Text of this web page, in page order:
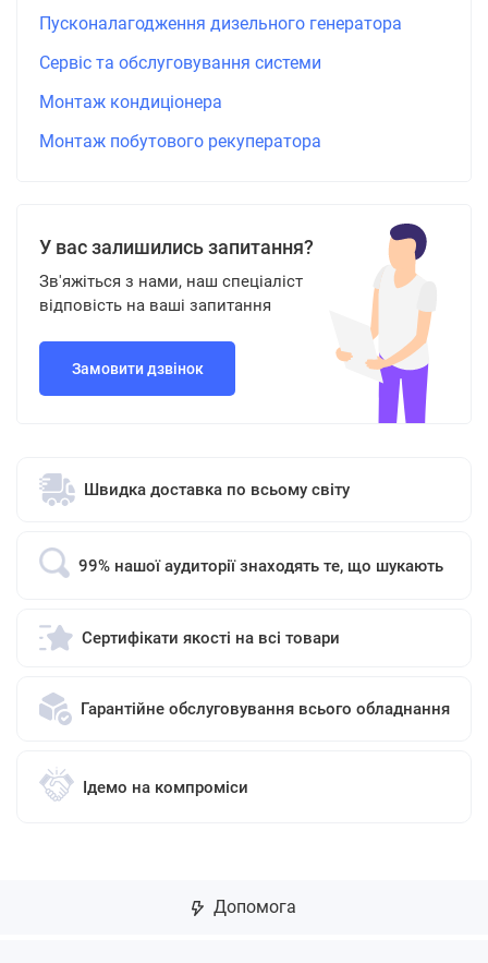
Пусконалагодження дизельного генератора
Сервіс та обслуговування системи
Монтаж кондиціонера
Монтаж побутового рекуператора
У вас залишились запитання?
Зв'яжіться з нами, наш спеціаліст
відповість на ваші запитання
Замовити дзвінок
Швидка доставка по всьому світу
99% нашої аудиторії знаходять те, що шукають
Сертифікати якості на всі товари
Гарантійне обслуговування всього обладнання
Ідемо на компроміси
Допомога